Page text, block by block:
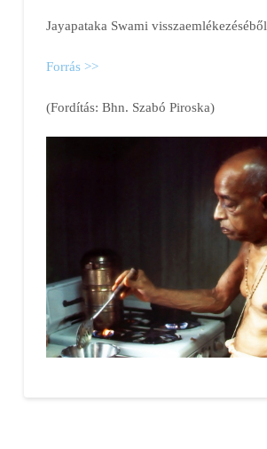
Jayapataka Swami visszaemlékezéséből
Forrás >>
(Fordítás: Bhn. Szabó Piroska)